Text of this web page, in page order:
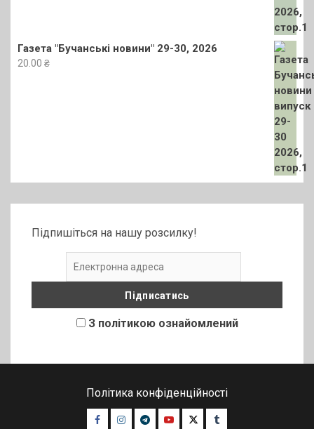
Газета "Бучанські новини" 29-30, 2026
20.00 ₴
Підпишіться на нашу розсилку!
З політикою ознайомлений
Політика конфіденційності
Facebook
Instagram
TelegramYoutubeTwitterTumblr